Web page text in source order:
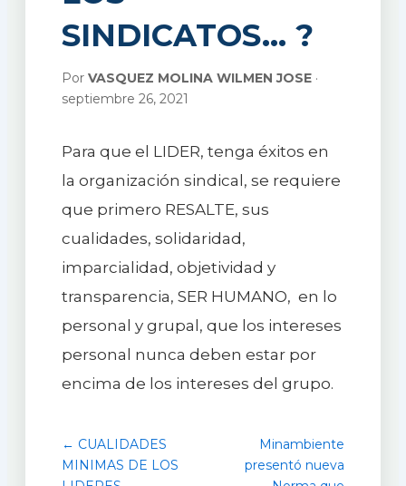
SINDICATOS… ?
Por VASQUEZ MOLINA WILMEN JOSE·
septiembre 26, 2021
Para que el LIDER, tenga éxitos en
la organización sindical, se requiere
que primero RESALTE, sus
cualidades, solidaridad,
imparcialidad, objetividad y
transparencia, SER HUMANO, en lo
personal y grupal, que los intereses
personal nunca deben estar por
encima de los intereses del grupo.
← CUALIDADES
MINIMAS DE LOS
Minambiente
presentó nueva